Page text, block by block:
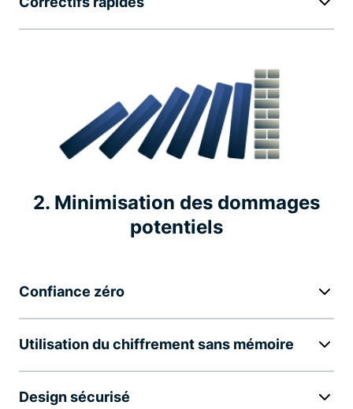
2. Minimisation des dommages
potentiels
Confiance zéro
Utilisation du chiffrement sans mémoire
Design sécurisé